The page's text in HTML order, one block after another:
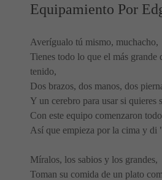
Equipamiento Por
Averígualo tú mismo, muchacho,
Tienes todo lo que el más grande
tenido,
Dos brazos, dos manos, dos
Y un cerebro para usar si quieres
Con este equipo comenzaron
Así que empieza por la cima y di
Míralos, los sabios y los grandes,
Toman su comida de un plato